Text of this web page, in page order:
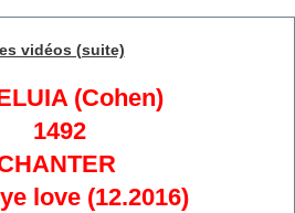
vidéos (suite)
(Cohen)
1492
love (12.2016)